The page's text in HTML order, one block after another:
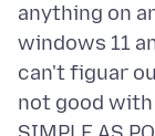
anything on
windows 11
can't figuar
not good